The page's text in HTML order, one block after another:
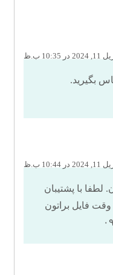
ب.ظ
بگیرید.
ب.ظ
با پشتیبان
فایل براتون